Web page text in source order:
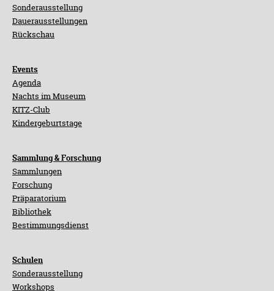
Sonderausstellung
Dauerausstellungen
Rückschau
Events
Agenda
Nachts im Museum
KITZ-Club
Kindergeburtstage
Sammlung & Forschung
Sammlungen
Forschung
Präparatorium
Bibliothek
Bestimmungsdienst
Schulen
Sonderausstellung
Workshops